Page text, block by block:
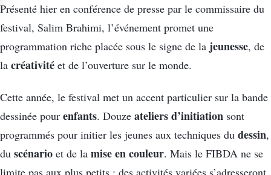
Présenté hier en conférence de presse par le commissaire du
festival, Salim Brahimi, l’événement promet une
programmation riche placée sous le signe de la jeunesse, de
la créativité et de l’ouverture sur le monde.
Cette année, le festival met un accent particulier sur la bande
dessinée pour enfants. Douze ateliers d’initiation sont
programmés pour initier les jeunes aux techniques du dessin,
du scénario et de la mise en couleur. Mais le FIBDA ne se
limite pas aux plus petits : des activités variées s’adresseront